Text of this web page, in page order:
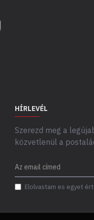
HÍRLEVÉL
Szerezd meg a
közvetlenül a
Elolvastam es egyet